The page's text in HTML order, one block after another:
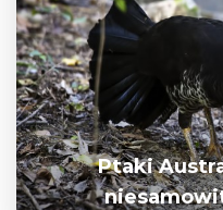
Ptaki